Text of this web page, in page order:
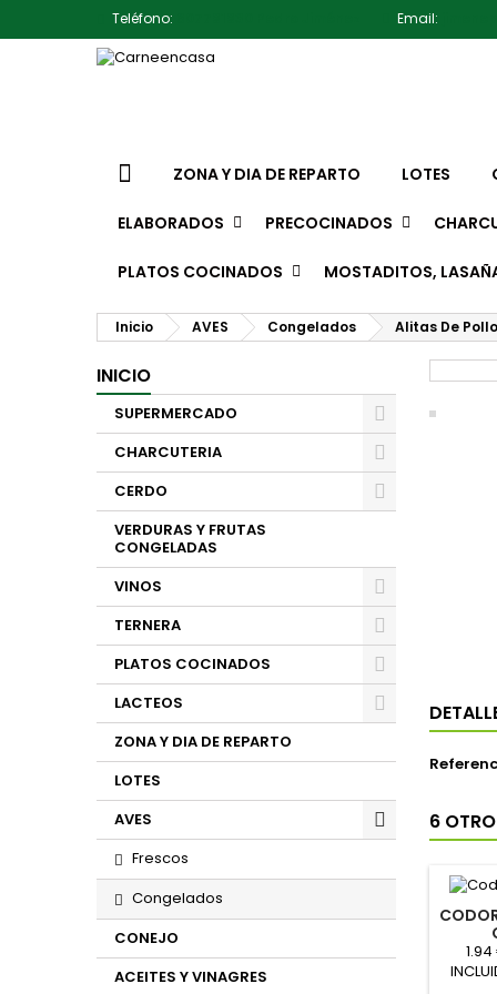
Teléfono: Email:
ZONA Y DIA DE REPARTO LOTES
ELABORADOS PRECOCINADOS
PLATOS COCINADOS MOSTADITOS,
Inicio AVES Congelados Alitas De
INICIO
SUPERMERCADO
CHARCUTERIA
CERDO
VERDURAS Y FRUTAS
CONGELADAS
VINOS
TERNERA
PLATOS COCINADOS
LACTEOS
ZONA Y DIA DE REPARTO
LOTES
AVES
Frescos
Congelados
CONEJO
ACEITES Y VINAGRES
6